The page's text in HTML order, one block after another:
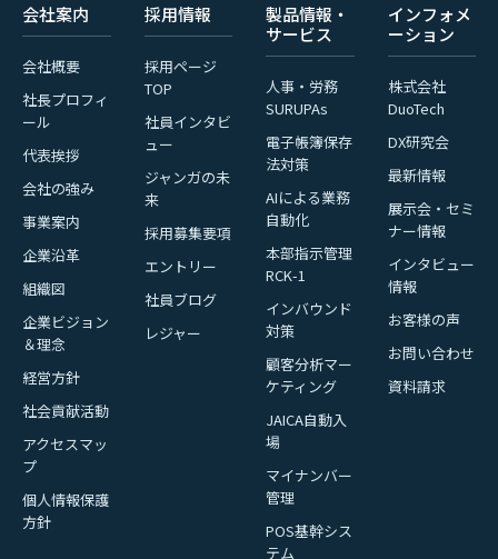
会社案内
会社概要
社長プロフィ
ール
代表挨拶
会社の強み
事業案内
企業沿革
組織図
企業ビジョン
＆理念
経営方針
社会貢献活動
アクセスマッ
プ
個人情報保護
方針
採用情報
採用ページ
TOP
社員インタビ
ュー
ジャンガの未
来
採用募集要項
エントリー
社員ブログ
レジャー
製品情報・
サービス
人事・労務
SURUPAs
電子帳簿保存
法対策
AIによる業務
自動化
本部指示管理
RCK-1
インバウンド
対策
顧客分析マー
ケティング
JAICA自動入
場
マイナンバー
管理
POS基幹シス
テム
インフォメ
ーション
株式会社
DuoTech
DX研究会
最新情報
展示会・セミ
ナー情報
インタビュー
情報
お客様の声
お問い合わせ
資料請求